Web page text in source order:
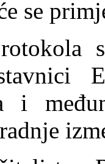
se
i